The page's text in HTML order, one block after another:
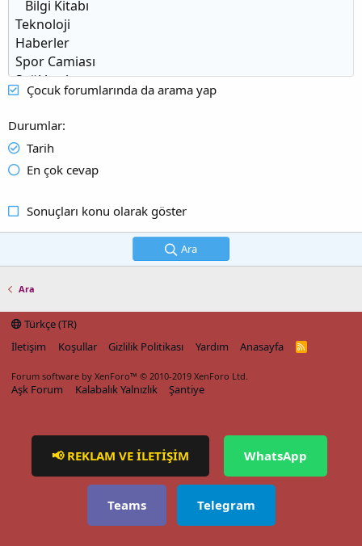
Çocuk forumlarında da arama yap
Durumlar
Tarih
En çok cevap
Sonuçları konu olarak göster
Ara
Ara
Türkçe (TR)
İletişim
Koşullar Gizlilik Politikası Yardım Anasayfa
R
Forum software by XenForo™ © 2010-2019 XenForo Ltd.
Aşk Forum Kalabalık Yalnızlık Şantiye
📢 REKLAM VE İLETİŞİM WhatsApp
Teams Telegram